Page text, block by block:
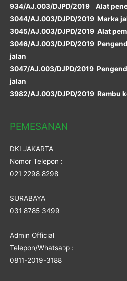
934/AJ.003/DJPD/2019 Alat
3044/AJ.003/DJPD/2019 Marka
3045/AJ.003/DJPD/2019 Alat
3046/AJ.003/DJPD/2019
jalan
3047/AJ.003/DJPD/2019
jalan
3982/AJ.003/DJPD/2019 Rambu
PEMESANAN
DKI JAKARTA
Nomor Telepon :
021 2298 8298
SURABAYA
031 8785 3499
Admin Official
Telepon/Whatsapp :
0811-2019-3188